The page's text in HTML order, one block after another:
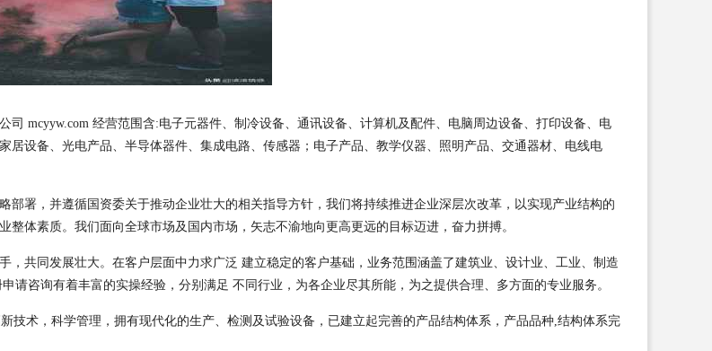
mcyyw.com 经营范围含:电子元器件、制冷设备、通讯设备、计算机及配件、电脑周边设备、打印设备、电
居设备、光电产品、半导体器件、集成电路、传感器；电子产品、教学仪器、照明产品、交通器材、电线电
署，并遵循国资委关于推动企业壮大的相关指导方针，我们将持续推进企业深层次改革，以实现产业结构的
体素质。我们面向全球市场及国内市场，矢志不渝地向更高更远的目标迈进，奋力拼搏。
共同发展壮大。在客户层面中力求广泛 建立稳定的客户基础，业务范围涵盖了建筑业、设计业、工业、制造
请咨询有着丰富的实操经验，分别满足 不同行业，为各企业尽其所能，为之提供合理、多方面的专业服务。
技术，科学管理，拥有现代化的生产、检测及试验设备，已建立起完善的产品结构体系，产品品种,结构体系完